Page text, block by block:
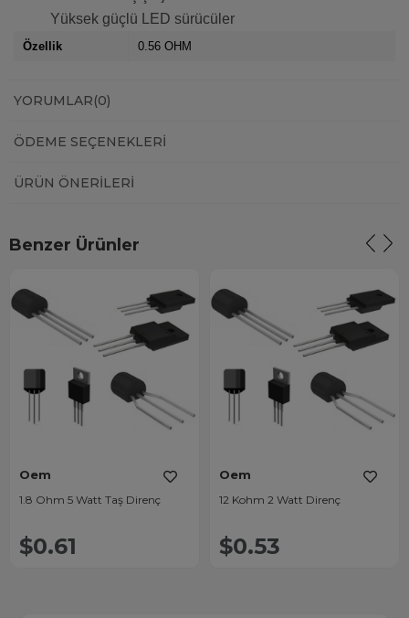
Yüksek güçlü LED sürücüler
Özellik 0.56 OHM
YORUMLAR(0)
ÖDEME SEÇENEKLERI
ÜRÜN ÖNERILERI
Benzer Ürünler
Oem
1.8 Ohm 5 Watt Taş Direnç
$0.61
Oem
12 Kohm 2 Watt Direnç
$0.53